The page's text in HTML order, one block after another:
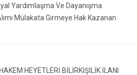
Yardımlaşma Ve Dayanışma
Mülakata Girmeye Hak Kazanan
HEYETLERİ BİLİRKİŞİLİK İLANI